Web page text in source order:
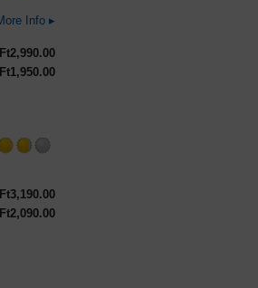
Info ▸
Ft2,990.00
Ft1,950.00
Ft3,190.00
Ft2,090.00